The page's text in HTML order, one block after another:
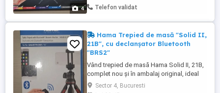
4
personală.
Telefon validat
Hama Trepied de masă "Solid II,
21B", cu declanșator Bluetooth
"BRS2"
Vând trepied de masă Hama Solid II, 21B,
complet nou și în ambalaj original, ideal
pentru vlogging, streaming, fotografii
clare sau apeluri video. Pachetul include
Sector 4, Bucuresti